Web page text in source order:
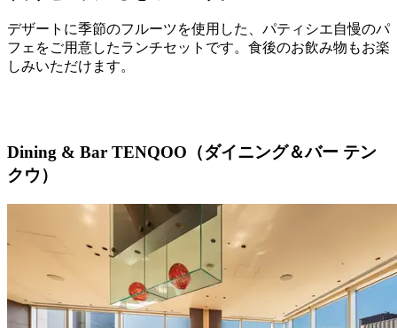
デザートに季節のフルーツを使用した、パティシエ自慢のパ
フェをご用意したランチセットです。食後のお飲み物もお楽
しみいただけます。
Dining & Bar TENQOO（ダイニング＆バー テン
クウ）